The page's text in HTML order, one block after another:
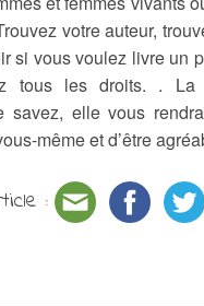
votre auteur,
si vous voulez livre un
tous les droits. . La
savez, elle vous
même et d’être
: